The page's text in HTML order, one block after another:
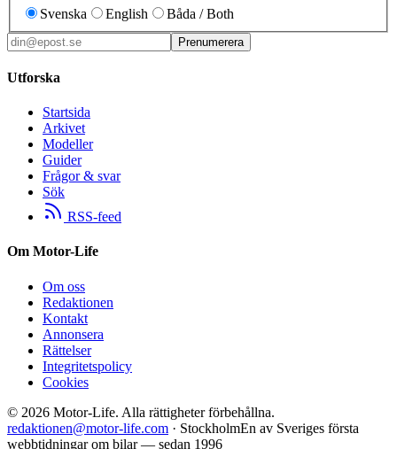
Svenska
English Båda / Both
Prenumerera
Utforska
Startsida
Arkivet
Modeller
Guider
Frågor & svar
Sök
RSS-feed
Om Motor-Life
Om oss
Redaktionen
Kontakt
Annonsera
Rättelser
Integritetspolicy
Cookies
© 2026 Motor-Life. Alla rättigheter förbehållna.
redaktionen@motor-life.com · StockholmEn av Sveriges första
webbtidningar om bilar — sedan 1996